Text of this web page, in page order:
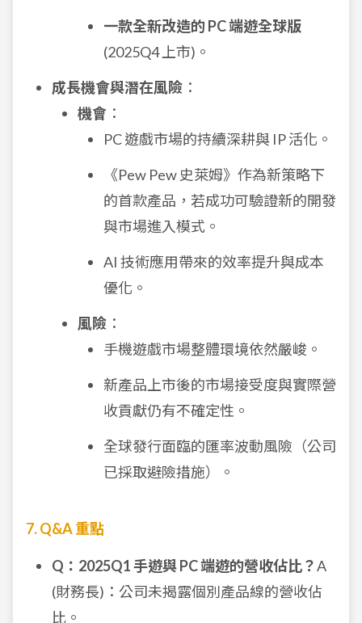
一款全新改造的 PC 端遊全球版
(2025Q4 上市)。
成長機會與潛在風險 ：
機會 ：
PC 遊戲市場的持續深耕與 IP 活化。
《Pew Pew 史萊姆》作為新策略下
的首款產品，若成功可驗證新的開發
與市場進入模式。
AI 技術應用帶來的效率提升與成本
優化。
風險 ：
手機遊戲市場整體環境依然嚴峻。
新產品上市後的市場接受度與實際營
收貢獻仍有不確定性。
全球發行面臨的匯率波動風險（公司
已採取避險措施）。
7. Q&A 重點
Q：2025Q1 手遊與 PC 端遊的營收佔比？A
(財務長)：公司未揭露個別產品線的營收佔
比。